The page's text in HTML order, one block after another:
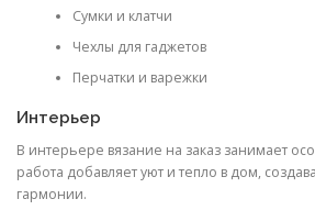
Сумки и клатчи
Чехлы для гаджетов
Перчатки и варежки
Интерьер
В интерьере вязание на заказ занимает
работа добавляет уют и тепло в дом,
гармонии.